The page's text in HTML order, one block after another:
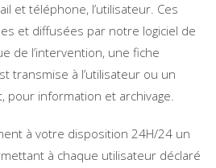
et téléphone, l’utilisateur. Ces
et diffusées par notre logiciel de
de l’intervention, une fiche
transmise à l’utilisateur ou un
pour information et archivage.
à votre disposition 24H/24 un
à chaque utilisateur déclaré